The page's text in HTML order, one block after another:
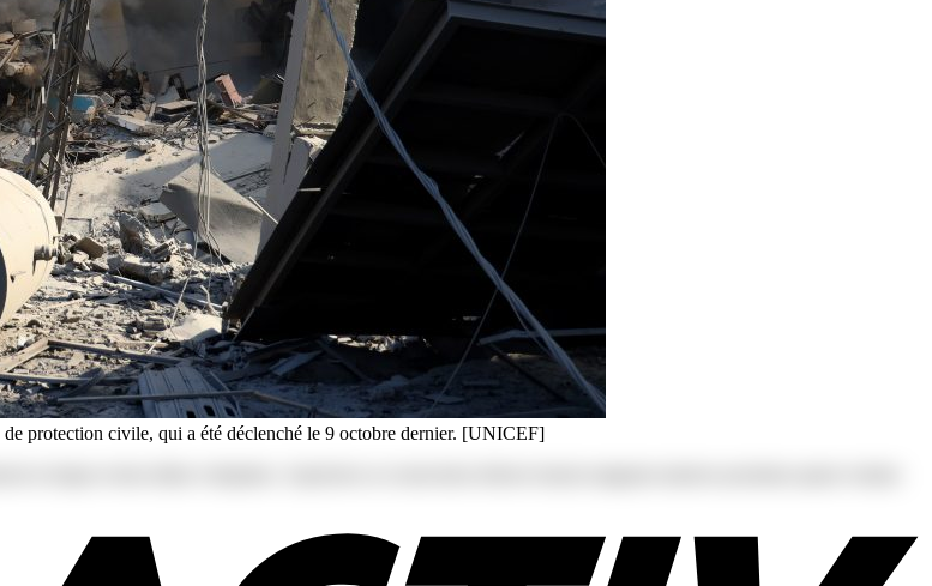
protection civile, qui a été déclenché le 9 octobre dernier. [UNICEF]